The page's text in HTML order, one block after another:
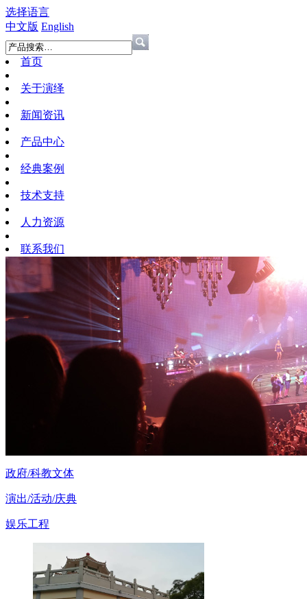
选择语言
中文版 English
首页
关于演绎
新闻资讯
产品中心
经典案例
技术支持
人力资源
联系我们
政府/科教文体
演出/活动/庆典
娱乐工程